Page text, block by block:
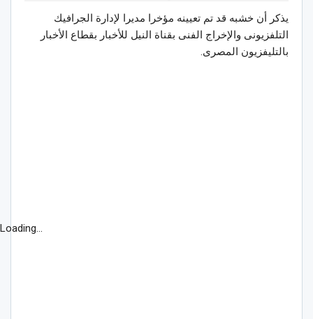
يذكر أن خشبه قد تم تعيينه مؤخرا مديرا لإدارة الجرافيك
التلفزيونى والإخراج الفنى بقناة النيل للأخبار بقطاع الأخبار
بالتليفزيون المصرى.
Loading...